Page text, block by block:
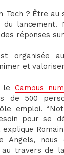
Tech ? Être
du
réponses
organisée
et
le Campus
de 500
emploi.
pour se
Angels,
au travers de